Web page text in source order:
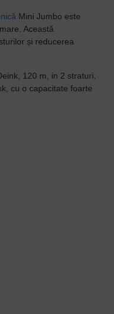
Mini Jumbo este
Această
și reducerea
120 m, in 2 straturi,
cu o capacitate foarte